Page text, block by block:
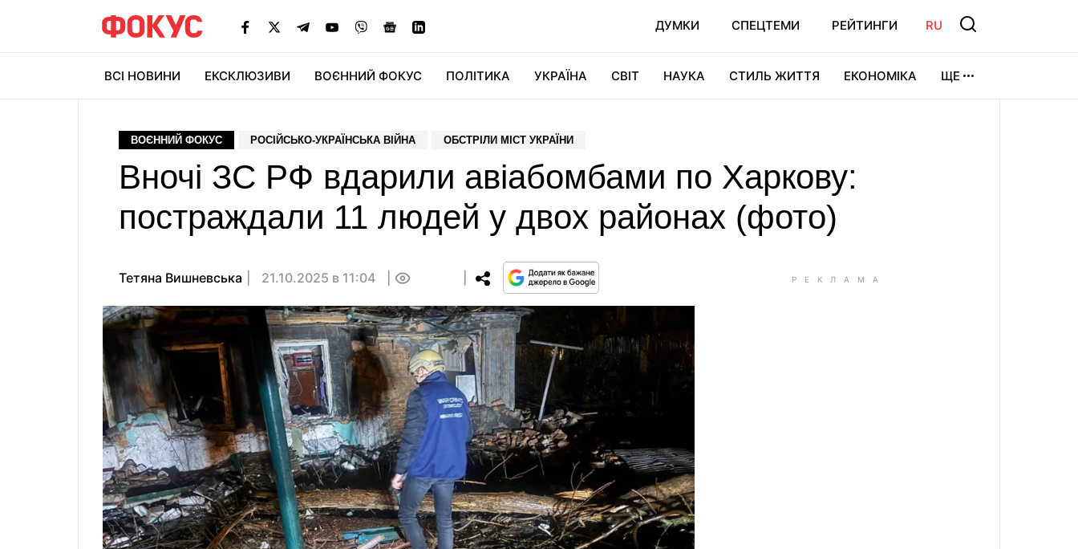
ДУМКИ СПЕЦТЕМИ РЕЙТИНГИ RU
ВСІ НОВИНИ ЕКСКЛЮЗИВИ ВОЄННИЙ ФОКУС ПОЛІТИКА УКРАЇНА СВІТ НАУКА СТИЛЬ ЖИТТЯ ЕКОНОМІКА ЩЕ
ВОЄННИЙ ФОКУС РОСІЙСЬКО-УКРАЇНСЬКА ВІЙНА ОБСТРІЛИ МІСТ УКРАЇНИ
Вночі ЗС РФ вдарили авіабомбами по Харкову:
постраждали 11 людей у двох районах (фото)
Тетяна Вишневська 21.10.2025 в 11:04